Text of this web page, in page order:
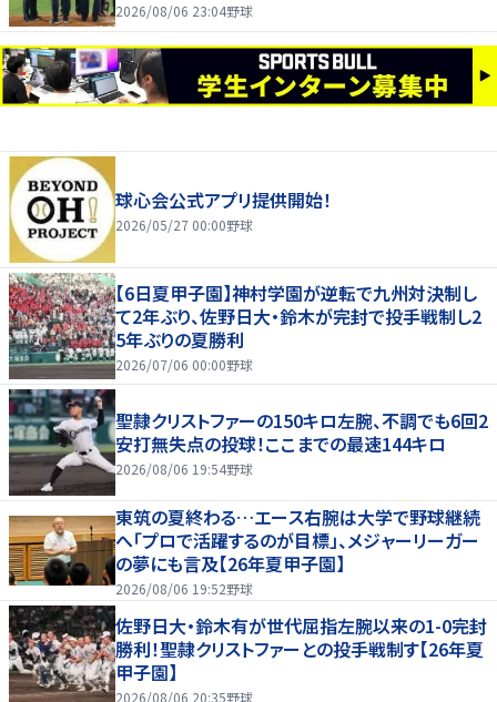
2026/08/06 23:04野球
球心会公式アプリ提供開始！
2026/05/27 00:00野球
【6日夏甲子園】神村学園が逆転で九州対決制し
て2年ぶり、佐野日大・鈴木が完封で投手戦制し2
5年ぶりの夏勝利
2026/07/06 00:00野球
聖隷クリストファーの150キロ左腕、不調でも6回2
安打無失点の投球！ここまでの最速144キロ
2026/08/06 19:54野球
東筑の夏終わる…エース右腕は大学で野球継続
へ「プロで活躍するのが目標」、メジャーリーガー
の夢にも言及【26年夏甲子園】
2026/08/06 19:52野球
佐野日大・鈴木有が世代屈指左腕以来の1-0完封
勝利！聖隷クリストファーとの投手戦制す【26年夏
甲子園】
2026/08/06 20:35野球